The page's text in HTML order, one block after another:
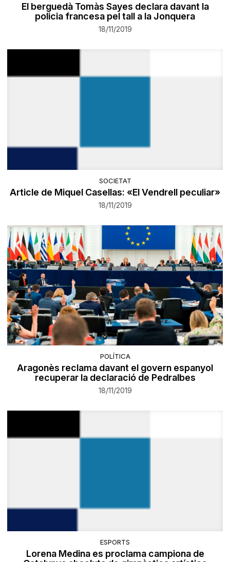
El berguedà Tomàs Sayes declara davant la
policia francesa pel tall a la Jonquera
18/11/2019
SOCIETAT
Article de Miquel Casellas: «El Vendrell peculiar»
18/11/2019
POLÍTICA
Aragonès reclama davant el govern espanyol
recuperar la declaració de Pedralbes
18/11/2019
ESPORTS
Lorena Medina es proclama campiona de